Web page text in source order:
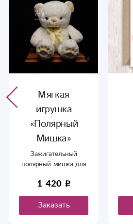
Мягкая
игрушка
«Полярный
Мишка»
Зажигательный
полярный мишка для
близких
1 420
Заказать